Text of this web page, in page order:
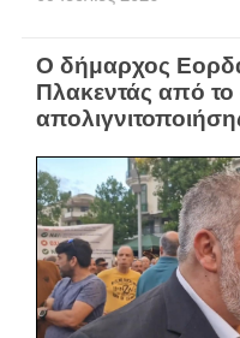
Ο δήμαρχος
Πλακεντάς από το